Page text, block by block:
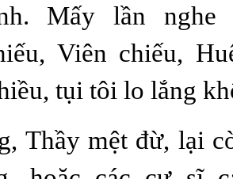
Mấy lần nghe
Viên chiếu,
tụi tôi lo lắng
Thầy mệt đừ, lại